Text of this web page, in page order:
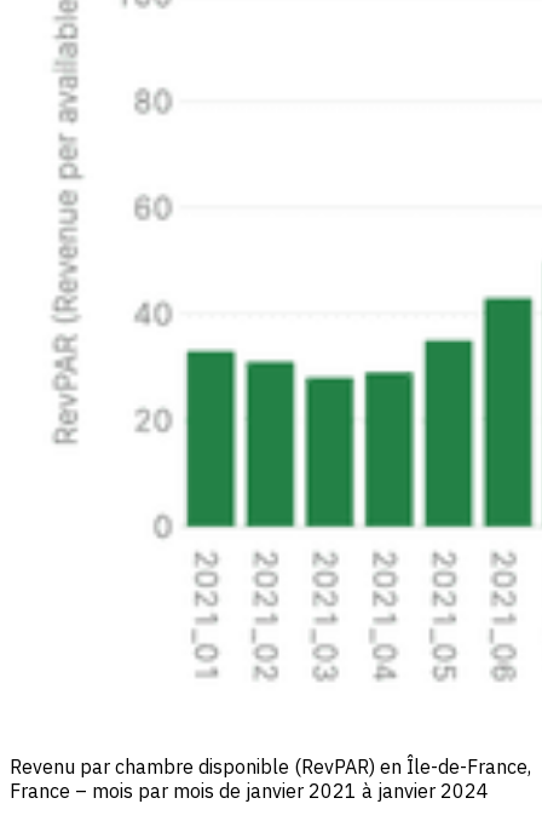
Revenu par chambre disponible (RevPAR) en Île-de-France,
France – mois par mois de janvier 2021 à janvier 2024